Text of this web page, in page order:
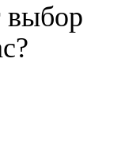
выбор